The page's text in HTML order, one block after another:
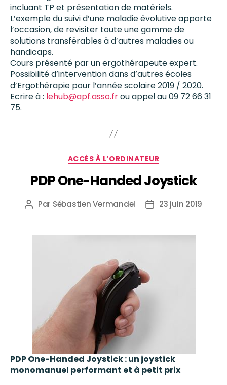
incluant TP et présentation de matériels.
L’exemple du suivi d’une maladie évolutive apporte
l’occasion, de revisiter toute une gamme de
solutions transférables à d’autres maladies ou
handicaps.
Cours présenté par un ergothérapeute expert.
Possibilité d’intervention dans d’autres écoles
d’Ergothérapie pour l’année scolaire 2019 / 2020.
Ecrire à : lehub@apf.asso.frou appel au 09 72 66 31
75.
ACCÈS À L’ORDINATEUR
PDP One-Handed Joystick
Par Sébastien Vermandel 23 juin 2019
PDP One-Handed Joystick : un joystick
monomanuel performant et à petit prix